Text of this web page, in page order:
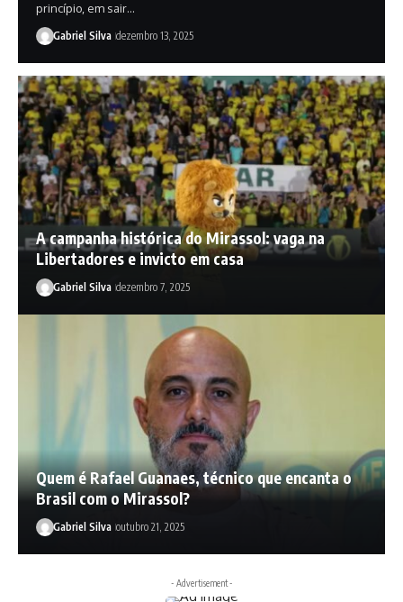
princípio, em sair…
Gabriel Silva dezembro 13, 2025
A campanha histórica do Mirassol: vaga na
Libertadores e invicto em casa
Gabriel Silva dezembro 7, 2025
Quem é Rafael Guanaes, técnico que encanta o
Brasil com o Mirassol?
Gabriel Silva outubro 21, 2025
- Advertisement -